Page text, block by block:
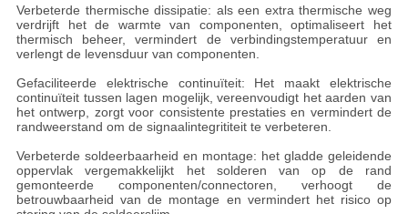
Verbeterde thermische dissipatie: als een extra thermische weg
verdrijft het de warmte van componenten, optimaliseert het
thermisch beheer, vermindert de verbindingstemperatuur en
verlengt de levensduur van componenten.
Gefaciliteerde elektrische continuïteit: Het maakt elektrische
continuïteit tussen lagen mogelijk, vereenvoudigt het aarden van
het ontwerp, zorgt voor consistente prestaties en vermindert de
randweerstand om de signaalintegrititeit te verbeteren.
Verbeterde soldeerbaarheid en montage: het gladde geleidende
oppervlak vergemakkelijkt het solderen van op de rand
gemonteerde componenten/connectoren, verhoogt de
betrouwbaarheid van de montage en vermindert het risico op